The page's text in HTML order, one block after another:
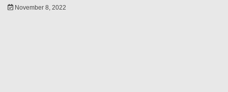
November 8, 2022